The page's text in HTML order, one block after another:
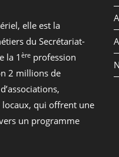
elle est la
du Secrétariat-
la 1 èreprofession
2 millions de
qui offrent une
un programme